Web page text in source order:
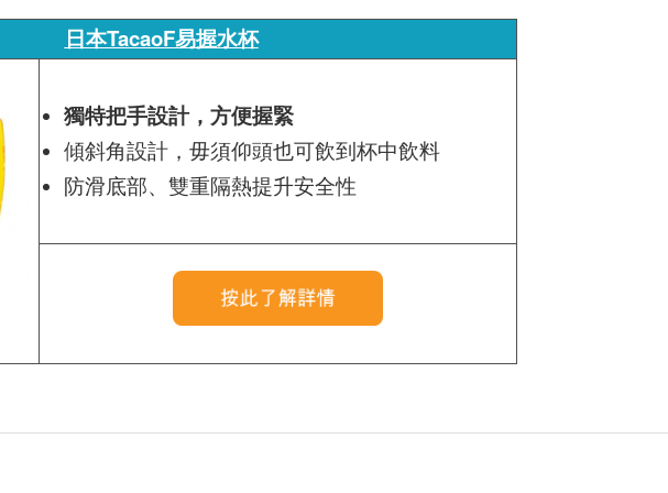
日本TacaoF易握水杯
獨特把手設計，方便握緊
傾斜角設計，毋須仰頭也可飲到杯中飲料
防滑底部、雙重隔熱提升安全性